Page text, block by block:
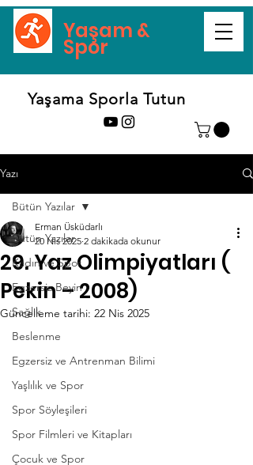
Yaşam &
Spor
Yaşama Sporla Tutun
Yazı
Bütün Yazılar
Kadın ve Spor
Egzersiz Beyin
Sağlık
Beslenme
Egzersiz ve Antrenman Bilimi
Yaşlılık ve Spor
Spor Söyleşileri
Spor Filmleri ve Kitapları
Çocuk ve Spor
Bütün Yazılar
29. Yaz Olimpiyatları (
Pekin – 2008)
Erman Üsküdarlı
20 Nis 2025 2 dakikada okunur
Güncelleme tarihi: 22 Nis 2025